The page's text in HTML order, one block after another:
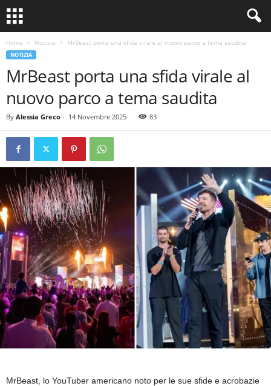
Home Notizia MrBeast porta una sfida virale al nuovo parco a tema saudita
NOTIZIA
MrBeast porta una sfida virale al
nuovo parco a tema saudita
By Alessia Greco - 14 Novembre 2025 83
MrBeast, lo YouTuber americano noto per le sue sfide e acrobazie